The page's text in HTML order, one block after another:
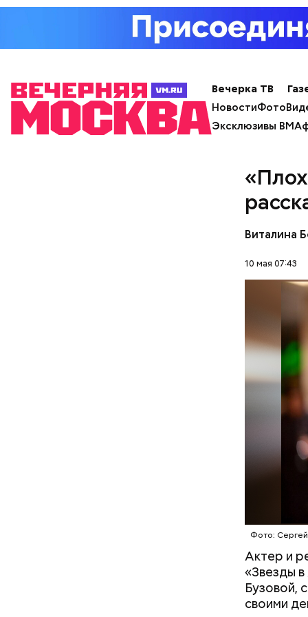
Вечерка ТВ
НовостиФото
Эксклюзивы ВМ
Виталина
10 мая 07:43
Фото:
Актер и
«Звезды
Бузовой,
своими
философ
похожа
праздник
День
только
брынза;
—
Дальше
бросить